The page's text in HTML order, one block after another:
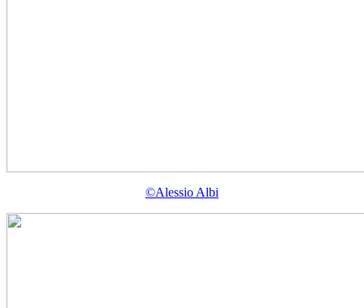
©Alessio Albi